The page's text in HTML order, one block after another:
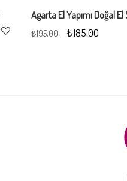
₺185,00
₺195,00